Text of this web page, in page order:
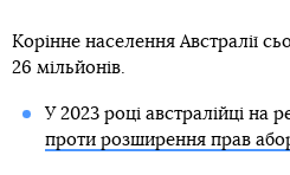
Корінне населення Австралії
26 мільйонів.
У 2023 році австралійці на
проти розширення прав